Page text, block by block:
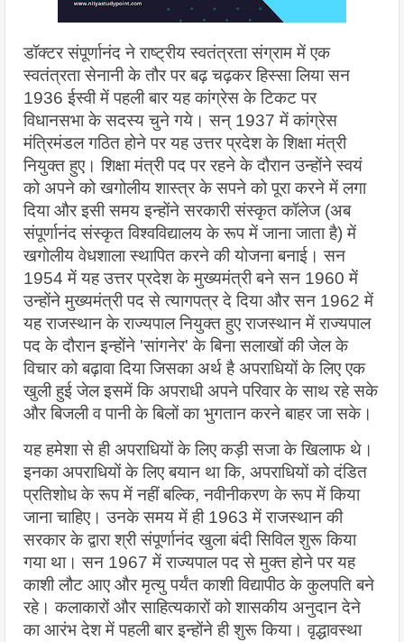
डॉक्टर संपूर्णानंद ने राष्ट्रीय स्वतंत्रता संग्राम में एक
स्वतंत्रता सेनानी के तौर पर बढ़ चढ़कर हिस्सा लिया सन
1936 ईस्वी में पहली बार यह कांग्रेस के टिकट पर
विधानसभा के सदस्य चुने गये। सन् 1937 में कांग्रेस
मंत्रिमंडल गठित होने पर यह उत्तर प्रदेश के शिक्षा मंत्री
नियुक्त हुए। शिक्षा मंत्री पद पर रहने के दौरान उन्होंने स्वयं
को अपने को खगोलीय शास्त्र के सपने को पूरा करने में लगा
दिया और इसी समय इन्होंने सरकारी संस्कृत कॉलेज (अब
संपूर्णानंद संस्कृत विश्वविद्यालय के रूप में जाना जाता है) में
खगोलीय वेधशाला स्थापित करने की योजना बनाई। सन
1954 में यह उत्तर प्रदेश के मुख्यमंत्री बने सन 1960 में
उन्होंने मुख्यमंत्री पद से त्यागपत्र दे दिया और सन 1962 में
यह राजस्थान के राज्यपाल नियुक्त हुए राजस्थान में राज्यपाल
पद के दौरान इन्होंने 'सांगनेर' के बिना सलाखों की जेल के
विचार को बढ़ावा दिया जिसका अर्थ है अपराधियों के लिए एक
खुली हुई जेल इसमें कि अपराधी अपने परिवार के साथ रहे सके
और बिजली व पानी के बिलों का भुगतान करने बाहर जा सके।
यह हमेशा से ही अपराधियों के लिए कड़ी सजा के खिलाफ थे।
इनका अपराधियों के लिए बयान था कि, अपराधियों को दंडित
प्रतिशोध के रूप में नहीं बल्कि, नवीनीकरण के रूप में किया
जाना चाहिए। उनके समय में ही 1963 में राजस्थान की
सरकार के द्वारा श्री संपूर्णानंद खुला बंदी सिविल शुरू किया
गया था। सन 1967 में राज्यपाल पद से मुक्त होने पर यह
काशी लौट आए और मृत्यु पर्यंत काशी विद्यापीठ के कुलपति बने
रहे। कलाकारों और साहित्यकारों को शासकीय अनुदान देने
का आरंभ देश में पहली बार इन्होंने ही शुरू किया। वृद्धावस्था